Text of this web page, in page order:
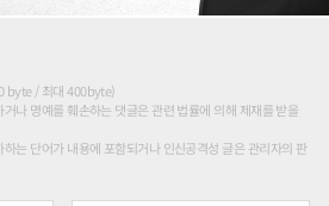
byte / 최대 400byte)
나 명예를 훼손하는 댓글은 관련 법률에 의해 제재를 받을
는 단어가 내용에 포함되거나 인신공격성 글은 관리자의 판